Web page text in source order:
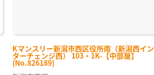
Kマンスリー新潟市西区役所南（新潟西イン
ターチェンジ西） 103・1K-【中部屋】
(No.826189)